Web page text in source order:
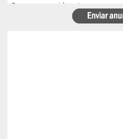
Eu e meu marido estamos a
fazenda. Eu tenho experiência e
tem experiência e referência em